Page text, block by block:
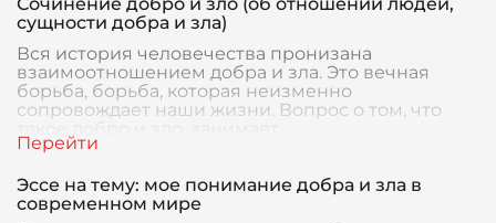
сущности добра и зла)
Вся история человечества пронизана
взаимоотношением добра и зла. Это вечная
борьба, борьба, которая неизменно
сопровождает наши жизни. Вопрос о том, что
такое добро и зло, занимает
Эссе на тему: мое понимание добра и зла в
современном мире